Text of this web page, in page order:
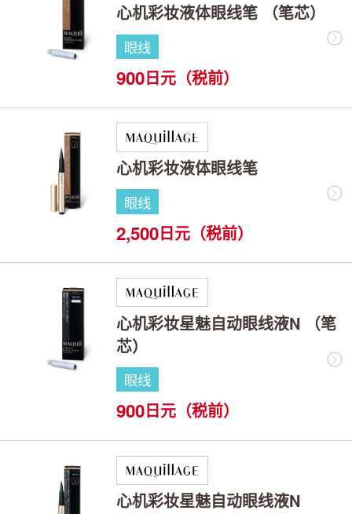
心机彩妆液体眼线笔 （笔芯）
眼线
900日元（税前）
心机彩妆液体眼线笔
眼线
2,500日元（税前）
心机彩妆星魅自动眼线液N （笔
芯）
眼线
900日元（税前）
心机彩妆星魅自动眼线液N